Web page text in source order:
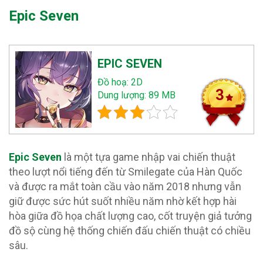
Epic Seven
EPIC SEVEN
Đồ hoạ: 2D
Dung lượng: 89 MB
3
Epic Seven là một tựa game nhập vai chiến thuật
theo lượt nổi tiếng đến từ Smilegate của Hàn Quốc
và được ra mắt toàn cầu vào năm 2018 nhưng vẫn
giữ được sức hút suốt nhiều năm nhờ kết hợp hài
hòa giữa đồ họa chất lượng cao, cốt truyện giả tưởng
đồ sộ cùng hệ thống chiến đấu chiến thuật có chiều
sâu.